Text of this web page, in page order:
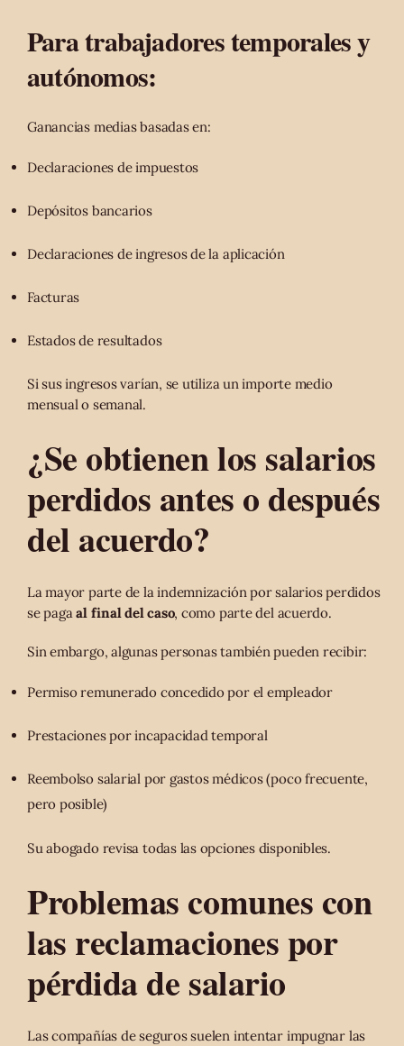
Para trabajadores temporales y
autónomos:
Ganancias medias basadas en:
Declaraciones de impuestos
Depósitos bancarios
Declaraciones de ingresos de la aplicación
Facturas
Estados de resultados
Si sus ingresos varían, se utiliza un importe medio
mensual o semanal.
¿Se obtienen los salarios
perdidos antes o después
del acuerdo?
La mayor parte de la indemnización por salarios perdidos
se pagaal final del caso, como parte del acuerdo.
Sin embargo, algunas personas también pueden recibir:
Permiso remunerado concedido por el empleador
Prestaciones por incapacidad temporal
Reembolso salarial por gastos médicos (poco frecuente,
pero posible)
Su abogado revisa todas las opciones disponibles.
Problemas comunes con
las reclamaciones por
pérdida de salario
Las compañías de seguros suelen intentar impugnar las